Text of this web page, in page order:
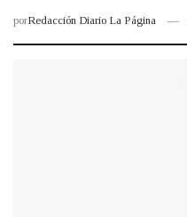
porRedacción Diario La Página